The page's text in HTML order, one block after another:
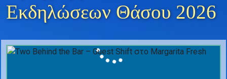
Εκδηλώσεων Θάσου 2026